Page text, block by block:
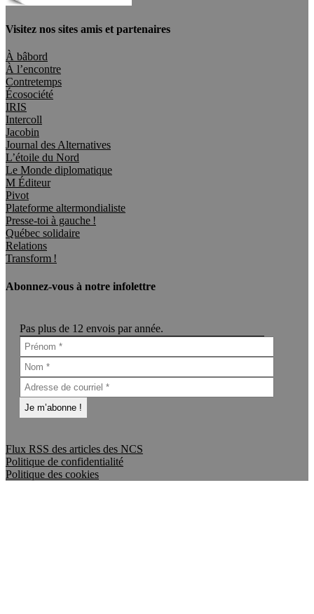
Visitez nos sites amis et partenaires
À bâbord
À l’encontre
Contretemps
Écosociété
IRIS
Intercoll
Jacobin
Journal des Alternatives
L’étoile du Nord
Le Monde diplomatique
M Éditeur
Pivot
Plateforme altermondialiste
Presse-toi à gauche !
Québec solidaire
Relations
Transform !
Abonnez-vous à notre infolettre
Pas plus de 12 envois par année.
Flux RSS des articles des NCS
Politique de confidentialité
Politique des cookies